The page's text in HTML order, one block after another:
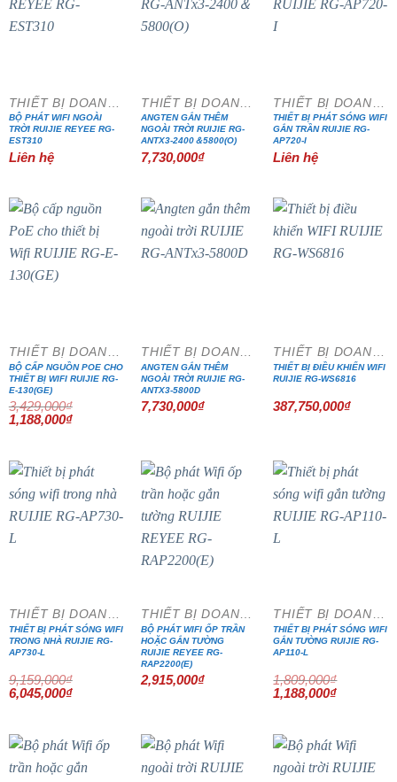
BỘ PHÁT WIFI NGOÀI
TRỜI RUIJIE REYEE RG-
EST310
Liên hệ
ANGTEN GẮN THÊM
NGOÀI TRỜI RUIJIE RG-
ANTX3-2400＆5800(O)
7,730,000₫
THIẾT BỊ PHÁT SÓNG WIFI
GẮN TRẦN RUIJIE RG-
AP720-I
Liên hệ
BỘ CẤP NGUỒN POE CHO
THIẾT BỊ WIFI RUIJIE RG-
E-130(GE)
3,429,000₫
Giá
gốc
1,188,000₫Giá
1,188,000₫.
ANGTEN GẮN THÊM
NGOÀI TRỜI RUIJIE RG-
ANTX3-5800D
7,730,000₫
THIẾT BỊ ĐIỀU KHIỂN WIFI
RUIJIE RG-WS6816
387,750,000₫
THIẾT BỊ PHÁT SÓNG WIFI
TRONG NHÀ RUIJIE RG-
AP730-L
9,159,000₫
Giá
gốc
6,045,000₫Giá
6,045,000₫.
BỘ PHÁT WIFI ỐP TRẦN
HOẶC GẮN TƯỜNG
RUIJIE REYEE RG-
RAP2200(E)
2,915,000₫
THIẾT BỊ PHÁT SÓNG WIFI
GẮN TƯỜNG RUIJIE RG-
AP110-L
1,809,000₫
Giá
gốc
1,188,000₫Giá